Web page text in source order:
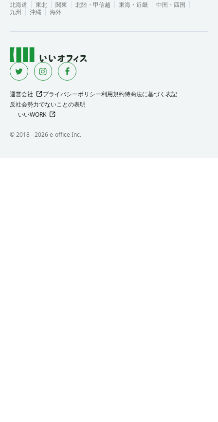
北海道
東北 関東 北陸・甲信越 東海・近畿
中国・四国
九州
沖縄 海外
運営会社 プライバシーポリシー利用規約特商法に基づく表記
反社会勢力でないことの表明
いいWORK
©︎ 2018 -2026e-office Inc.